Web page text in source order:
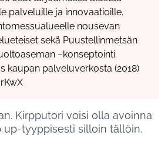
palveluille ja innovaatioille.
nousevan
sekä Puustellinmetsän
–konseptointi.
kaupan palveluverkosta (2018)
Kirpputori voisi olla avoinna
up-tyyppisesti silloin tällöin.